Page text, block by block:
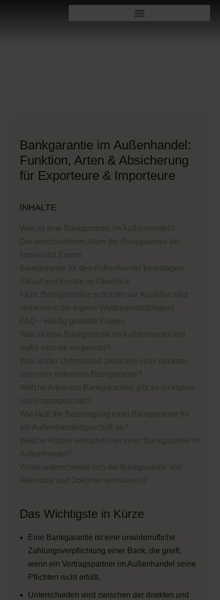
Bankgarantie im Außenhandel:
Funktion, Arten & Absicherung
für Exporteure & Importeure
INHALTE
Was ist eine Bankgarantie im Außenhandel?
Die verschiedenen Arten der Bankgarantie bei
Import und Export
Bankgarantie für den Außenhandel beantragen:
Ablauf und Kosten im Überblick
Fazit: Bankgarantien schützen vor Ausfällen und
verbessern die eigene Wettbewerbsfähigkeit
FAQ – Häufig gestellte Fragen
Was ist eine Bankgarantie im Außenhandel und
wofür wird sie eingesetzt?
Was ist der Unterschied zwischen einer direkten
und einer indirekten Bankgarantie?
Welche Arten von Bankgarantien gibt es im Import-
und Exportgeschäft?
Wie läuft die Beantragung einer Bankgarantie für
ein Außenhandelsgeschäft ab?
Welche Kosten entstehen bei einer Bankgarantie im
Außenhandel?
Worin unterscheidet sich die Bankgarantie von
Akkreditiv und Dokumenteninkasso?
Das Wichtigste in Kürze
Eine Bankgarantie ist eine unwiderrufliche
Zahlungsverpflichtung einer Bank, die greift,
wenn ein Vertragspartner im Außenhandel seine
Pflichten nicht erfüllt.
Unterschieden wird zwischen der direkten und